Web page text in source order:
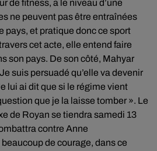
de fitness, a le niveau d’une
ne peuvent pas être entraînées
pays, et pratique donc ce sport
cet acte, elle entend faire
son pays. De son côté, Mahyar
suis persuadé qu’elle va devenir
lui ai dit que si le régime vient
que je la laisse tomber ». Le
de Royan se tiendra samedi 13
contre Anne
de courage, dans ce